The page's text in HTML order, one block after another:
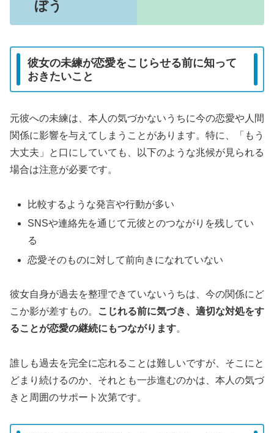
ぼう
彼女の未練が恋愛をこじらせる前に知って
おきたいこと
元彼への未練は、本人の気づかないうちに今の恋愛や人間
関係に影響を与えてしまうことがあります。特に、「もう
大丈夫」と口にしていても、以下のような兆候が見られる
場合は注意が必要です。
比較するような発言や行動が多い
SNSや連絡先を通じて元彼とのつながりを残してい
る
恋愛そのものに対して前向きになれていない
彼女自身が過去を整理できていないうちは、今の関係にど
こか影が差すもの。
こじれる前に気づき、適切な対処をす
ることが恋愛の継続にもつながります。
誰しも過去を完全に忘れることは難しいですが、そこにと
どまり続けるのか、それとも一歩進むのかは、本人の気づ
きと周囲のサポート次第です。